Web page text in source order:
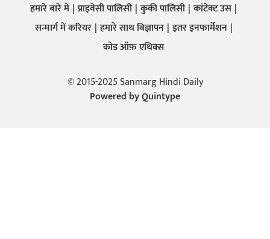
हमारे बारे में प्राइवेसी पालिसी कुकी पालिसी कांटेक्ट उस
सन्मार्ग में करियर हमारे साथ बिज्ञापन इतर इनफार्मेशन
कोड ऑफ़ एथिक्स
© 2015-2025 Sanmarg Hindi Daily
Powered byQuintype